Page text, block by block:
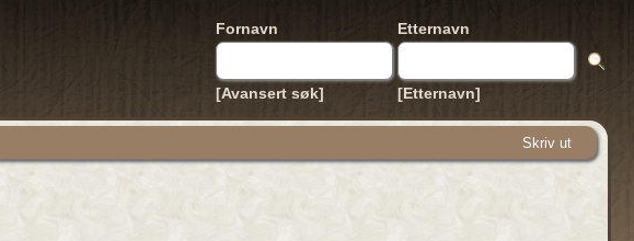
Fornavn Etternavn
[Avansert søk] [Etternavn]
Skriv ut